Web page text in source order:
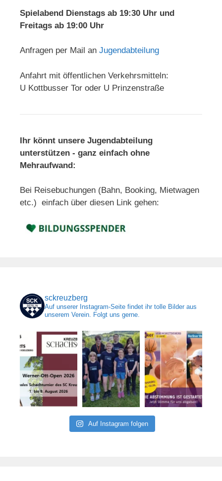
Spielabend Dienstags ab 19:30 Uhr und
Freitags ab 19:00 Uhr
Anfragen per Mail an Jugendabteilung
Anfahrt mit öffentlichen Verkehrsmitteln:
U Kottbusser Tor oder U Prinzenstraße
Ihr könnt unsere Jugendabteilung
unterstützen - ganz einfach ohne
Mehraufwand:
Bei Reisebuchungen (Bahn, Booking, Mietwagen
etc.) einfach über diesen Link gehen:
sckreuzberg
Auf unserer Instagram-Seite findet ihr tolle Bilder aus
unserem Verein. Folgt uns gerne.
Auf Instagram folgen